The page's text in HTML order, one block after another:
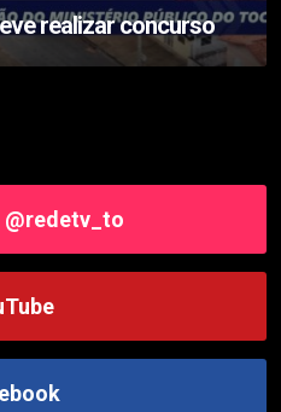
realizar concurso